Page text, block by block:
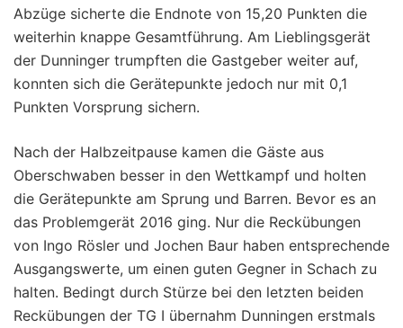
Abzüge sicherte die Endnote von 15,20 Punkten die
weiterhin knappe Gesamtführung. Am Lieblingsgerät
der Dunninger trumpften die Gastgeber weiter auf,
konnten sich die Gerätepunkte jedoch nur mit 0,1
Punkten Vorsprung sichern.
Nach der Halbzeitpause kamen die Gäste aus
Oberschwaben besser in den Wettkampf und holten
die Gerätepunkte am Sprung und Barren. Bevor es an
das Problemgerät 2016 ging. Nur die Reckübungen
von Ingo Rösler und Jochen Baur haben entsprechende
Ausgangswerte, um einen guten Gegner in Schach zu
halten. Bedingt durch Stürze bei den letzten beiden
Reckübungen der TG I übernahm Dunningen erstmals